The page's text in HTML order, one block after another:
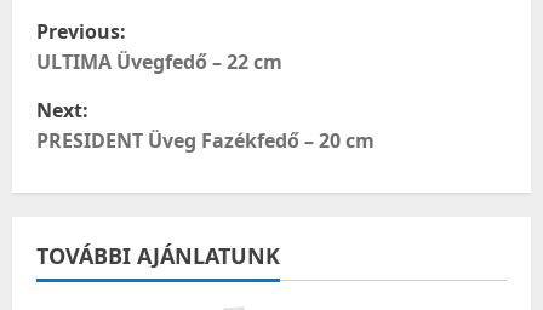
P
o
s
a
Previous:
ULTIMA Üvegfedő – 22 cm
Next:
PRESIDENT Üveg Fazékfedő – 20 cm
TOVÁBBI AJÁNLATUNK